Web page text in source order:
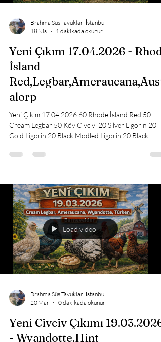
Black Australop 10 Gold Fizan 10 Gold Appenzeller
Load video
Brahma Süs Tavukları İstanbul
18 Nis
1 dakikada okunur
Yeni Çıkım 17.04.2026 - Rhode
İsland
alorp
Yeni Çıkım 17.04.2026 60 Rhode İsland Red 50
Cream Legbar 50 Köy Civcivi 20 Silver Ligorin 20
Gold Ligorin 20 Black Modled Ligorin 20 Black
Australop 20 Black Ameraucana 20 Blue
20 Renkli Ameraucana 15 Blue Australop 15
Sussex 15 Black Blue Appenzeller 10 Gold
Appenzeller
Load video